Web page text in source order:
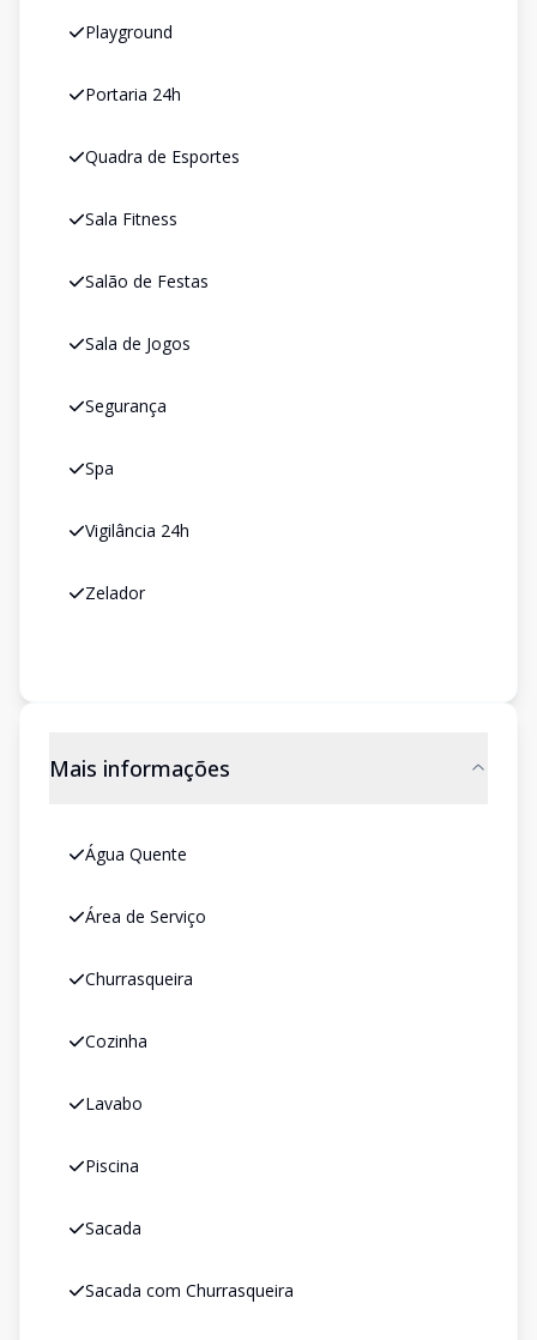
Playground
Portaria 24h
Quadra de Esportes
Sala Fitness
Salão de Festas
Sala de Jogos
Segurança
Spa
Vigilância 24h
Zelador
Mais informações
Água Quente
Área de Serviço
Churrasqueira
Cozinha
Lavabo
Piscina
Sacada
Sacada com Churrasqueira